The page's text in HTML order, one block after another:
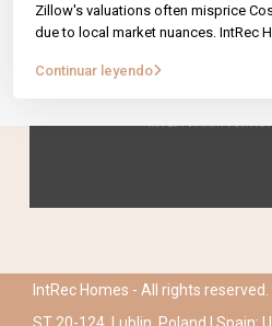
Zillow's valuations often misprice
due to local market nuances. IntRec
Continuar leyendo
IntRec Homes - All rights